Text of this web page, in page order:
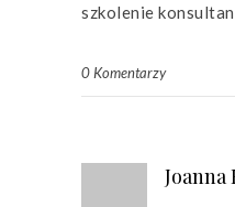
szkolenie
0 Komentarzy
Joanna